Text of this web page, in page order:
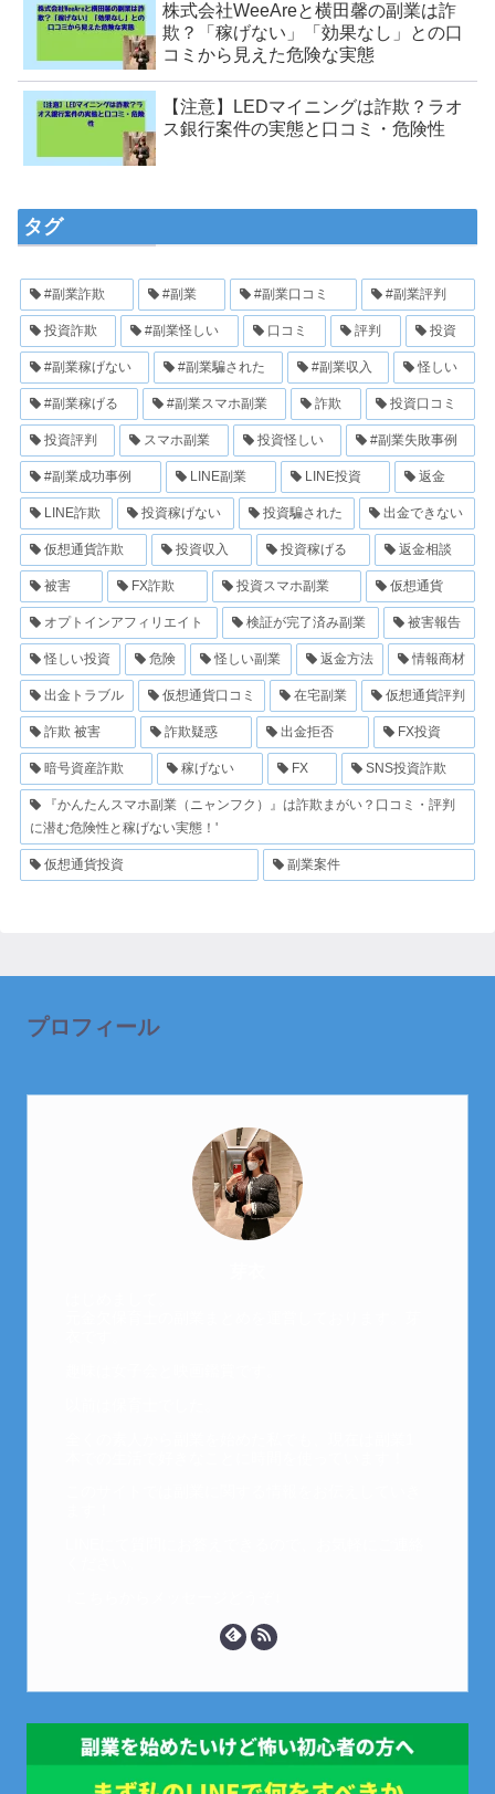
株式会社WeeAreと横田馨の副業は詐
欺？「稼げない」「効果なし」との口
コミから見えた危険な実態
【注意】LEDマイニングは詐欺？ラオ
ス銀行案件の実態と口コミ・危険性
タグ
#副業詐欺 #副業 #副業口コミ #副業評判
投資詐欺 #副業怪しい 口コミ 評判 投資
#副業稼げない #副業騙された #副業収入 怪しい
#副業稼げる #副業スマホ副業 詐欺 投資口コミ
投資評判 スマホ副業 投資怪しい #副業失敗事例
#副業成功事例 LINE副業 LINE投資 返金
LINE詐欺 投資稼げない 投資騙された 出金できない
仮想通貨詐欺 投資収入 投資稼げる 返金相談
被害 FX詐欺 投資スマホ副業 仮想通貨
オプトインアフィリエイト 検証が完了済み副業 被害報告
怪しい投資 危険 怪しい副業 返金方法 情報商材
出金トラブル 仮想通貨口コミ 在宅副業 仮想通貨評判
詐欺 被害 詐欺疑惑 出金拒否 FX投資
暗号資産詐欺 稼げない FX SNS投資詐欺
『かんたんスマホ副業（ニャンフク）』は詐欺まがい？口コミ・評判
に潜む危険性と稼げない実態！'
仮想通貨投資 副業案件
プロフィール